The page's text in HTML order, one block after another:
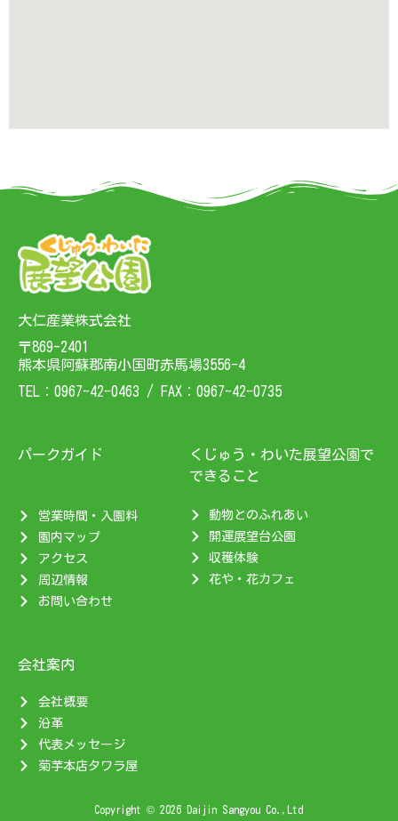
大仁産業株式会社
〒869-2401
熊本県阿蘇郡南小国町赤馬場3556-4
TEL：0967-42-0463 / FAX：0967-42-0735
パークガイド
営業時間・入園料
園内マップ
アクセス
周辺情報
お問い合わせ
くじゅう・わいた展望公園で
できること
動物とのふれあい
開運展望台公園
収穫体験
花や・花カフェ
会社案内
会社概要
沿革
代表メッセージ
菊芋本店タワラ屋
Copyright © 2026 Daijin Sangyou Co.,Ltd